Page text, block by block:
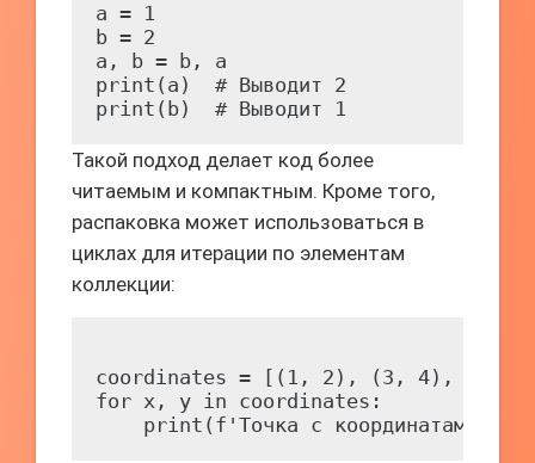
a = 1
b = 2
a, b = b, a
print(a)  # Выводит 2
Такой подход делает код более
читаемым и компактным. Кроме того,
распаковка может использоваться в
циклах для итерации по элементам
коллекции:
coordinates = [(1, 2), (3, 4), (5,
for x, y in coordinates: